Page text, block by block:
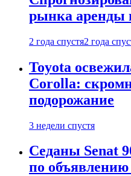
рынка аренды
2 года спустя2 года
Toyota
Corolla:
подорожание
3 недели спустя
Седаны Senat
по объявлению